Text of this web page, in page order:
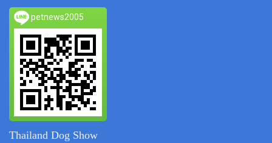
petnews2005
Thailand Dog Show